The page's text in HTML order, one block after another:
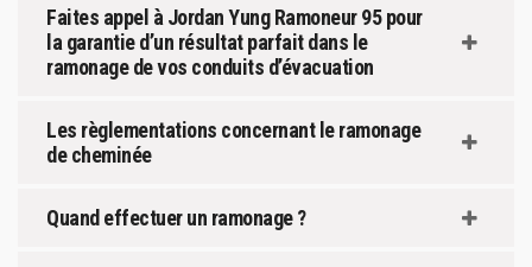
Faites appel à Jordan Yung Ramoneur 95 pour
la garantie d’un résultat parfait dans le
ramonage de vos conduits d’évacuation
Les règlementations concernant le ramonage
de cheminée
Quand effectuer un ramonage ?